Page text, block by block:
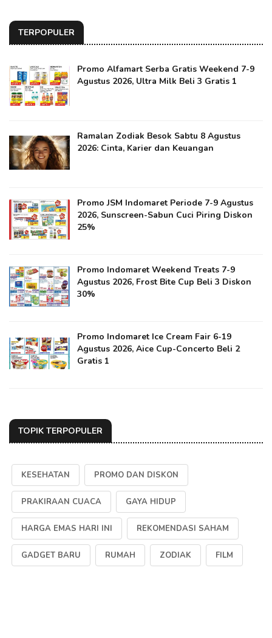
TERPOPULER
Promo Alfamart Serba Gratis Weekend 7-9
Agustus 2026, Ultra Milk Beli 3 Gratis 1
Ramalan Zodiak Besok Sabtu 8 Agustus
2026: Cinta, Karier dan Keuangan
Promo JSM Indomaret Periode 7-9 Agustus
2026, Sunscreen-Sabun Cuci Piring Diskon
25%
Promo Indomaret Weekend Treats 7-9
Agustus 2026, Frost Bite Cup Beli 3 Diskon
30%
Promo Indomaret Ice Cream Fair 6-19
Agustus 2026, Aice Cup-Concerto Beli 2
Gratis 1
TOPIK TERPOPULER
KESEHATAN PROMO DAN DISKON
PRAKIRAAN CUACA GAYA HIDUP
HARGA EMAS HARI INI REKOMENDASI SAHAM
GADGET BARU RUMAH ZODIAK FILM